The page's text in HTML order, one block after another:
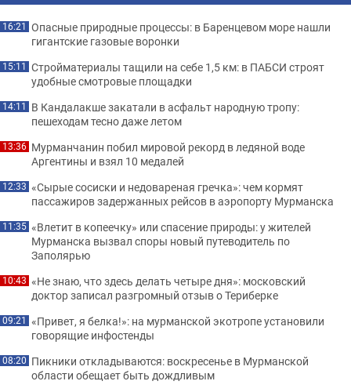
16:21 Опасные природные процессы: в Баренцевом море нашли
гигантские газовые воронки
15:11 Стройматериалы тащили на себе 1,5 км: в ПАБСИ строят
удобные смотровые площадки
14:11 В Кандалакше закатали в асфальт народную тропу:
пешеходам тесно даже летом
13:36 Мурманчанин побил мировой рекорд в ледяной воде
Аргентины и взял 10 медалей
12:33 «Сырые сосиски и недовареная гречка»: чем кормят
пассажиров задержанных рейсов в аэропорту Мурманска
11:35 «Влетит в копеечку» или спасение природы: у жителей
Мурманска вызвал споры новый путеводитель по
Заполярью
10:43 «Не знаю, что здесь делать четыре дня»: московский
доктор записал разгромный отзыв о Териберке
09:21 «Привет, я белка!»: на мурманской экотропе установили
говорящие инфостенды
08:20 Пикники откладываются: воскресенье в Мурманской
области обещает быть дождливым